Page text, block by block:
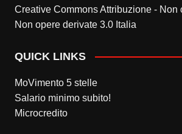
Creative Commons Attribuzione - Non
Non opere derivate 3.0 Italia
QUICK LINKS
MoVimento 5 stelle
Salario minimo subito!
Microcredito